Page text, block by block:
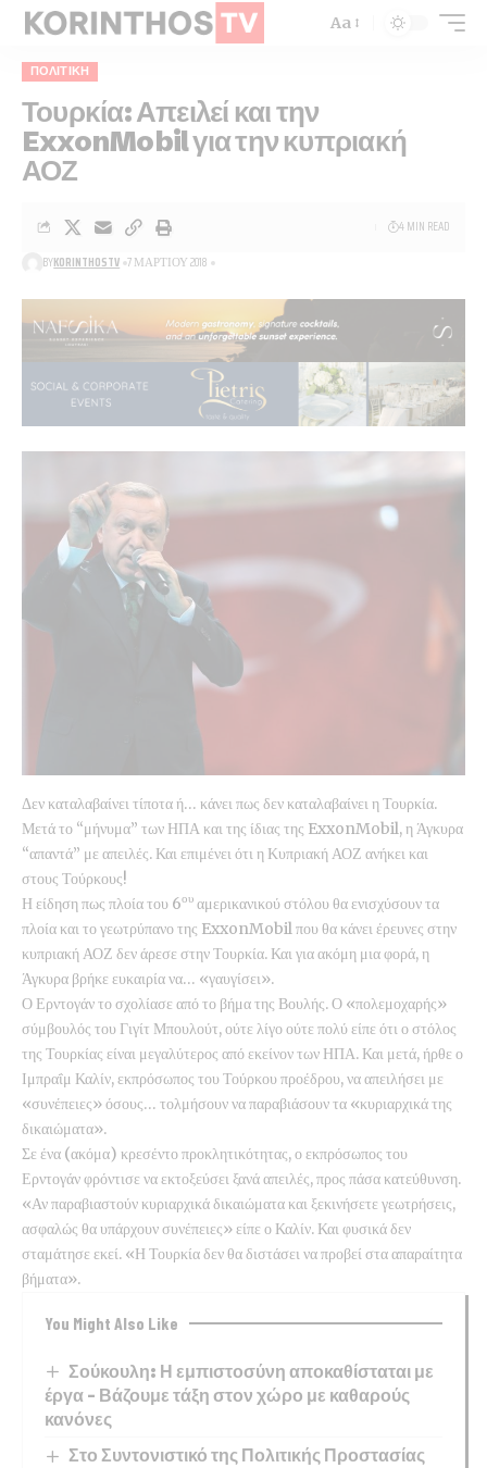
Aa
ΠΟΛΙΤΙΚΉ
Τουρκία: Απειλεί και την
ExxonMobil για την κυπριακή
ΑΟΖ
BYKORINTHOSTV 7 ΜΑΡΤΊΟΥ 2018
4 MIN READ
Δεν καταλαβαίνει τίποτα ή… κάνει πως δεν καταλαβαίνει η Τουρκία.
Μετά το “μήνυμα” των ΗΠΑ και της ίδιας της ExxonMobil, η Άγκυρα
“απαντά” με απειλές. Και επιμένει ότι η Κυπριακή ΑΟΖ ανήκει και
στους Τούρκους!
Η είδηση πως πλοία του 6ου αμερικανικού στόλου θα ενισχύσουν τα
πλοία και το γεωτρύπανο της ExxonMobil που θα κάνει έρευνες στην
κυπριακή ΑΟΖ δεν άρεσε στην Τουρκία. Και για ακόμη μια φορά, η
Άγκυρα βρήκε ευκαιρία να… «γαυγίσει».
Ο Ερντογάν το σχολίασε από το βήμα της Βουλής. Ο «πολεμοχαρής»
σύμβουλός του Γιγίτ Μπουλούτ, ούτε λίγο ούτε πολύ είπε ότι ο στόλος
της Τουρκίας είναι μεγαλύτερος από εκείνον των ΗΠΑ. Και μετά, ήρθε ο
Ιμπραΐμ Καλίν, εκπρόσωπος του Τούρκου προέδρου, να απειλήσει με
«συνέπειες» όσους… τολμήσουν να παραβιάσουν τα «κυριαρχικά της
δικαιώματα».
Σε ένα (ακόμα) κρεσέντο προκλητικότητας, ο εκπρόσωπος του
Ερντογάν φρόντισε να εκτοξεύσει ξανά απειλές, προς πάσα κατεύθυνση.
«Αν παραβιαστούν κυριαρχικά δικαιώματα και ξεκινήσετε γεωτρήσεις,
ασφαλώς θα υπάρχουν συνέπειες» είπε ο Καλίν. Και φυσικά δεν
σταμάτησε εκεί. «Η Τουρκία δεν θα διστάσει να προβεί στα απαραίτητα
βήματα».
You Might Also Like
Σούκουλη: Η εμπιστοσύνη αποκαθίσταται με
έργα – Βάζουμε τάξη στον χώρο με καθαρούς
κανόνες
Στο Συντονιστικό της Πολιτικής Προστασίας